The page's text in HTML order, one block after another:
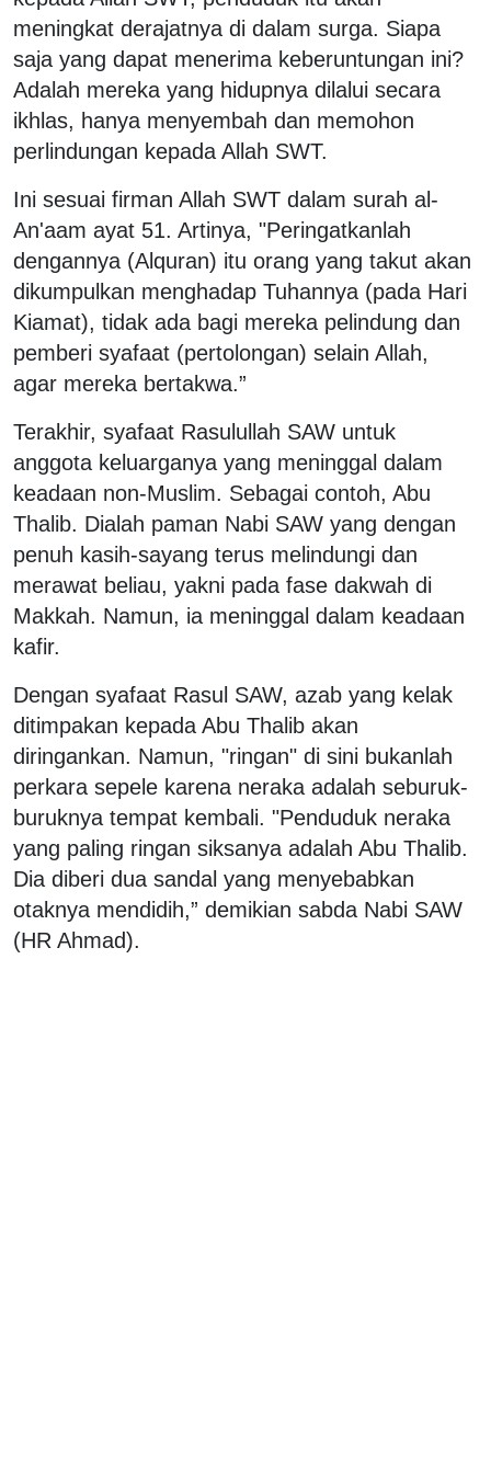
meningkat derajatnya di dalam surga. Siapa
saja yang dapat menerima keberuntungan ini?
Adalah mereka yang hidupnya dilalui secara
ikhlas, hanya menyembah dan memohon
perlindungan kepada Allah SWT.
Ini sesuai firman Allah SWT dalam surah al-
An'aam ayat 51. Artinya, "Peringatkanlah
dengannya (Alquran) itu orang yang takut akan
dikumpulkan menghadap Tuhannya (pada Hari
Kiamat), tidak ada bagi mereka pelindung dan
pemberi syafaat (pertolongan) selain Allah,
agar mereka bertakwa.”
Terakhir, syafaat Rasulullah SAW untuk
anggota keluarganya yang meninggal dalam
keadaan non-Muslim. Sebagai contoh, Abu
Thalib. Dialah paman Nabi SAW yang dengan
penuh kasih-sayang terus melindungi dan
merawat beliau, yakni pada fase dakwah di
Makkah. Namun, ia meninggal dalam keadaan
kafir.
Dengan syafaat Rasul SAW, azab yang kelak
ditimpakan kepada Abu Thalib akan
diringankan. Namun, "ringan" di sini bukanlah
perkara sepele karena neraka adalah seburuk-
buruknya tempat kembali. "Penduduk neraka
yang paling ringan siksanya adalah Abu Thalib.
Dia diberi dua sandal yang menyebabkan
otaknya mendidih,” demikian sabda Nabi SAW
(HR Ahmad).